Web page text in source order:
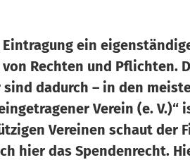
ein
Rechten und Pflichten.
dadurch – in den
Verein (e.
Vereinen schaut der
hier das Spendenrecht.